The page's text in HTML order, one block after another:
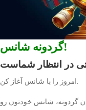
گردونه شانس!
امروز را با شانس آغاز کن.
گردونه، شانس خودتون رو